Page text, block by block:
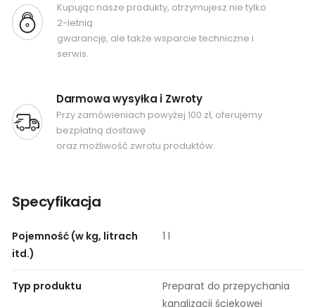
Kupując nasze produkty, otrzymujesz nie tylko
2-letnią
gwarancję, ale także wsparcie techniczne i
serwis.
Darmowa wysyłka i Zwroty
Przy zamówieniach powyżej 100 zł, oferujemy
bezpłatną dostawę
oraz możliwość zwrotu produktów.
Specyfikacja
Pojemność (w kg, litrach
itd.)
1 l
Typ produktu
Preparat do przepychania
kanalizacji ściekowej